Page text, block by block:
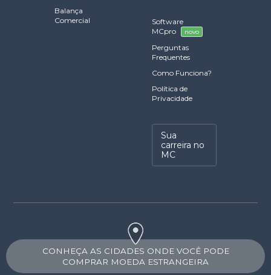
Balança
Comercial
Software
MCpro
novo
Perguntas
Frequentes
Como Funciona?
Política de
Privacidade
Sua
carreira no
MC
CONHEÇA AS CIDADES ONDE VOCÊ PODE
COMPRAR MOEDA ESTRANGEIRA